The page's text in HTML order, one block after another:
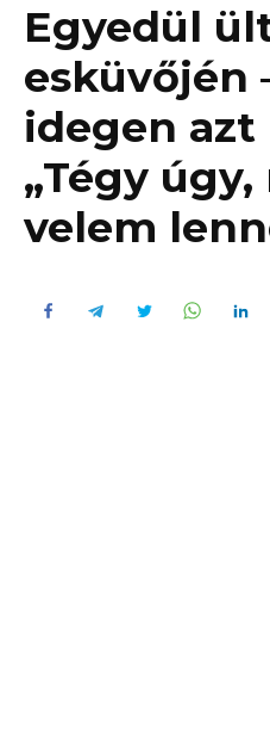
Egyedül
esküvőjén
idegen azt
„Tégy
velem